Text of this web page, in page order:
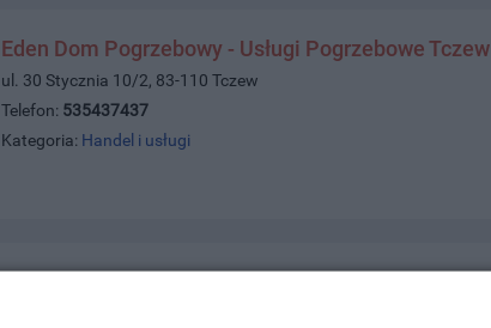
Eden Dom Pogrzebowy - Usługi Pogrzebowe Tczew
ul. 30 Stycznia 10/2, 83-110 Tczew
Telefon: 535437437
Kategoria: Handel i usługi